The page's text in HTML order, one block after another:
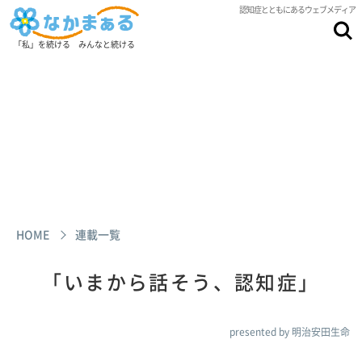
認知症とともにあるウェブメディア
「私」を続ける みんなと続ける
HOME 連載一覧
「いまから話そう、認知症」
presented by 明治安田生命